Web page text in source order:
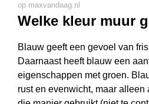
op maxvandaag.nl
Welke kleur muur
Blauw geeft een gevoel van
Daarnaast heeft blauw een
eigenschappen met groen.
rust en evenwicht, maar alleen